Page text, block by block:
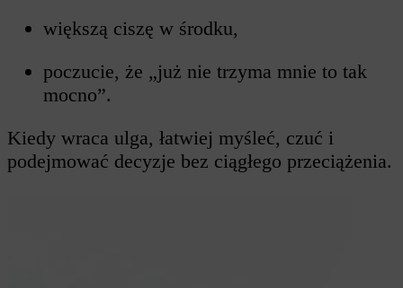
większą ciszę w środku,
poczucie, że „już nie trzyma mnie to tak
mocno”.
Kiedy wraca ulga, łatwiej myśleć, czuć i
podejmować decyzje bez ciągłego przeciążenia.